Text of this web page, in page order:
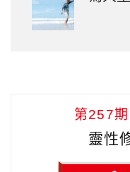
第257期
靈性